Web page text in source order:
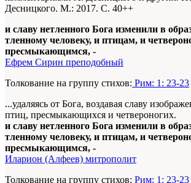
Десницкого. М.: 2017. С. 40++
и славу нетленного Бога изменили в
тленному человеку, и птицам, и
пресмыкающимся, -
Ефрем Сирин преподобный
Толкование на группу стихов: Рим: 1: 23-23
...удаляясь от Бога, воздавая славу
птиц, пресмыкающихся и четвероногих.
и славу нетленного Бога изменили в
тленному человеку, и птицам, и
пресмыкающимся, -
Иларион (Алфеев) митрополит
Толкование на группу стихов: Рим: 1: 23-23